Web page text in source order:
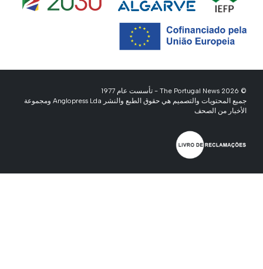
© 2026 The Portugal News - تأسست عام 1977
جميع المحتويات والتصميم هي حقوق الطبع والنشر Anglopress Lda ومجموعة
الأخبار من الصحف